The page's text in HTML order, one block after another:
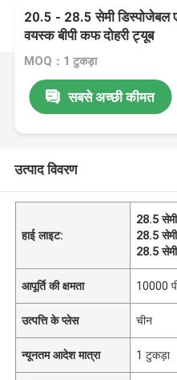
20.5 - 28.5 सेमी
वयस्क बीपी कफ दोहरी ट्यूब
MOQ：1 टुकड़ा
सबसे अच्छी कीमत
उत्पाद विवरण
हाई लाइट:
28.5
28.5
28.5
आपूर्ति की क्षमता 10000
उत्पत्ति के प्लेस चीन
न्यूनतम आदेश मात्रा 1 टुकड़ा